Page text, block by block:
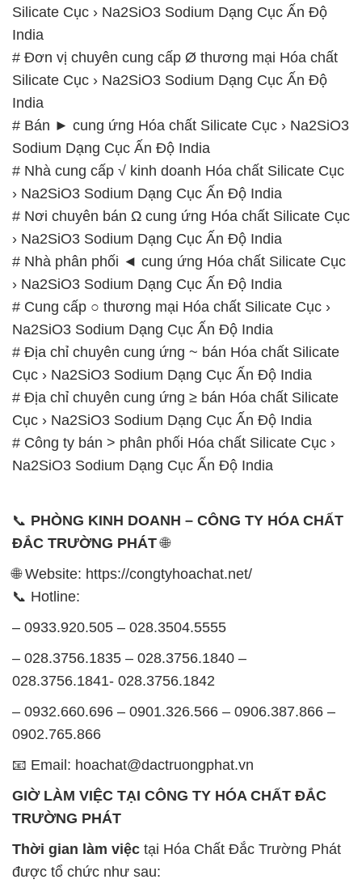
Silicate Cục › Na2SiO3 Sodium Dạng Cục Ấn Độ
India
# Đơn vị chuyên cung cấp Ø thương mại Hóa chất
Silicate Cục › Na2SiO3 Sodium Dạng Cục Ấn Độ
India
# Bán ► cung ứng Hóa chất Silicate Cục › Na2SiO3
Sodium Dạng Cục Ấn Độ India
# Nhà cung cấp √ kinh doanh Hóa chất Silicate Cục
› Na2SiO3 Sodium Dạng Cục Ấn Độ India
# Nơi chuyên bán Ω cung ứng Hóa chất Silicate Cục
› Na2SiO3 Sodium Dạng Cục Ấn Độ India
# Nhà phân phối ◄ cung ứng Hóa chất Silicate Cục
› Na2SiO3 Sodium Dạng Cục Ấn Độ India
# Cung cấp ○ thương mại Hóa chất Silicate Cục ›
Na2SiO3 Sodium Dạng Cục Ấn Độ India
# Địa chỉ chuyên cung ứng ~ bán Hóa chất Silicate
Cục › Na2SiO3 Sodium Dạng Cục Ấn Độ India
# Địa chỉ chuyên cung ứng ≥ bán Hóa chất Silicate
Cục › Na2SiO3 Sodium Dạng Cục Ấn Độ India
# Công ty bán > phân phối Hóa chất Silicate Cục ›
Na2SiO3 Sodium Dạng Cục Ấn Độ India
📞 PHÒNG KINH DOANH – CÔNG TY HÓA CHẤT
ĐẮC TRƯỜNG PHÁT🌐
🌐 Website: https://congtyhoachat.net/
📞 Hotline:
– 0933.920.505 – 028.3504.5555
– 028.3756.1835 – 028.3756.1840 –
028.3756.1841- 028.3756.1842
– 0932.660.696 – 0901.326.566 – 0906.387.866 –
0902.765.866
📧 Email: hoachat@dactruongphat.vn
GIỜ LÀM VIỆC TẠI CÔNG TY HÓA CHẤT ĐẮC
TRƯỜNG PHÁT
Thời gian làm việc tại Hóa Chất Đắc Trường Phát
được tổ chức như sau: